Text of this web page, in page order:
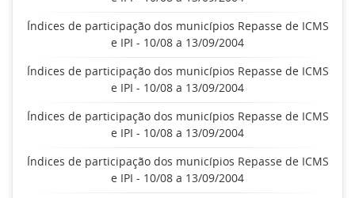
Índices de participação dos municípios Repasse de ICMS
e IPI - 10/08 a 13/09/2004
Índices de participação dos municípios Repasse de ICMS
e IPI - 10/08 a 13/09/2004
Índices de participação dos municípios Repasse de ICMS
e IPI - 10/08 a 13/09/2004
Índices de participação dos municípios Repasse de ICMS
e IPI - 10/08 a 13/09/2004